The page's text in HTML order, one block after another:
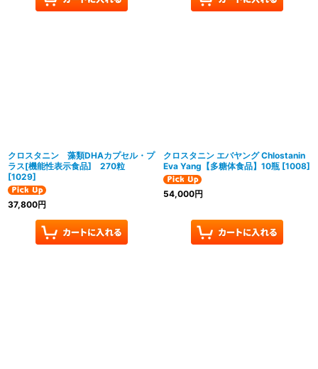
クロスタニン 藻類DHAカプセル・プ
ラス[機能性表示食品] 270粒
[1029]
37,800円
クロスタニン エバヤング Chlostanin
Eva Yang【多糖体食品】10瓶 [1008]
54,000円